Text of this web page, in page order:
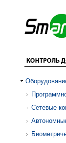
Сетевые